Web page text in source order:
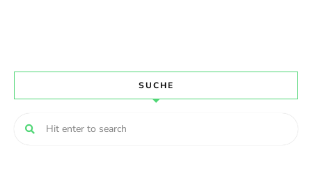
SUCHE